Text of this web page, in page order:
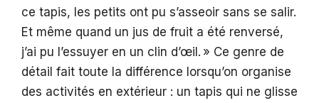
ce tapis, les petits ont pu s’asseoir sans se salir.
Et même quand un jus de fruit a été renversé,
j’ai pu l’essuyer en un clin d’œil. » Ce genre de
détail fait toute la différence lorsqu’on organise
des activités en extérieur : un tapis qui ne glisse